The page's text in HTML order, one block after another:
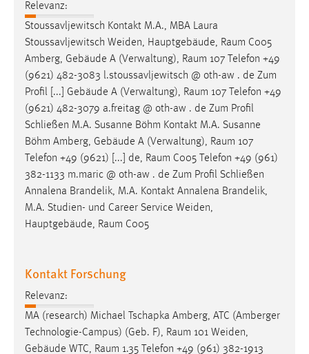
Relevanz:
Stoussavljewitsch Kontakt M.A., MBA Laura
Stoussavljewitsch Weiden, Hauptgebäude, Raum C005
Amberg, Gebäude A (Verwaltung), Raum 107 Telefon +49
(9621) 482-3083 l.stoussavljewitsch @ oth-aw . de Zum
Profil [...] Gebäude A (Verwaltung), Raum 107 Telefon +49
(9621) 482-3079 a.freitag @ oth-aw . de Zum Profil
Schließen M.A. Susanne Böhm Kontakt M.A. Susanne
Böhm Amberg, Gebäude A (Verwaltung), Raum 107
Telefon +49 (9621) [...] de, Raum C005 Telefon +49 (961)
382-1133 m.maric @ oth-aw . de Zum Profil Schließen
Annalena Brandelik, M.A. Kontakt Annalena Brandelik,
M.A. Studien- und Career Service Weiden,
Hauptgebäude, Raum C005
Kontakt Forschung
Relevanz:
MA (research) Michael Tschapka Amberg, ATC (Amberger
Technologie-Campus) (Geb. F), Raum 101 Weiden,
Gebäude WTC, Raum 1.35 Telefon +49 (961) 382-1913